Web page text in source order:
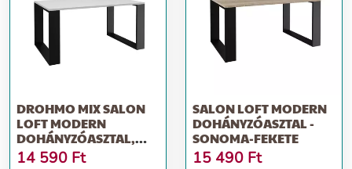
DROHMO MIX SALON
LOFT MODERN
DOHÁNYZÓASZTAL,
FEHÉR-FEKETE
14 590 Ft
SALON LOFT MODERN
DOHÁNYZÓASZTAL -
SONOMA-FEKETE
15 490 Ft